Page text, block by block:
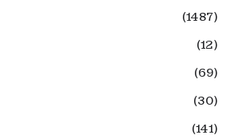
(1487)
(12)
(69)
(30)
(141)